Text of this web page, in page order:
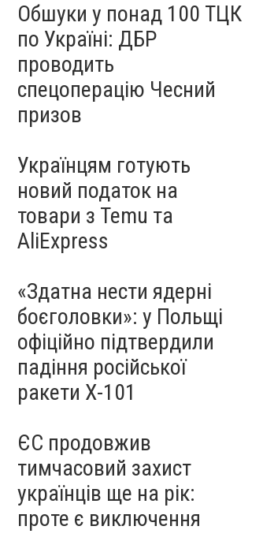
Обшуки у понад 100 ТЦК
по Україні: ДБР
проводить
спецоперацію Чесний
призов
Українцям готують
новий податок на
товари з Temu та
AliExpress
«Здатна нести ядерні
боєголовки»: у Польщі
офіційно підтвердили
падіння російської
ракети Х-101
ЄС продовжив
тимчасовий захист
українців ще на рік:
проте є виключення